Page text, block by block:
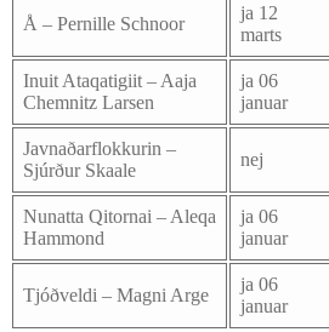
Å – Pernille Schnoor
ja 12
marts
Inuit Ataqatigiit – Aaja
Chemnitz Larsen
ja 06
januar
Javnaðarflokkurin –
Sjúrður Skaale
nej
Nunatta Qitornai – Aleqa
Hammond
ja 06
januar
Tjóðveldi – Magni Arge
ja 06
januar